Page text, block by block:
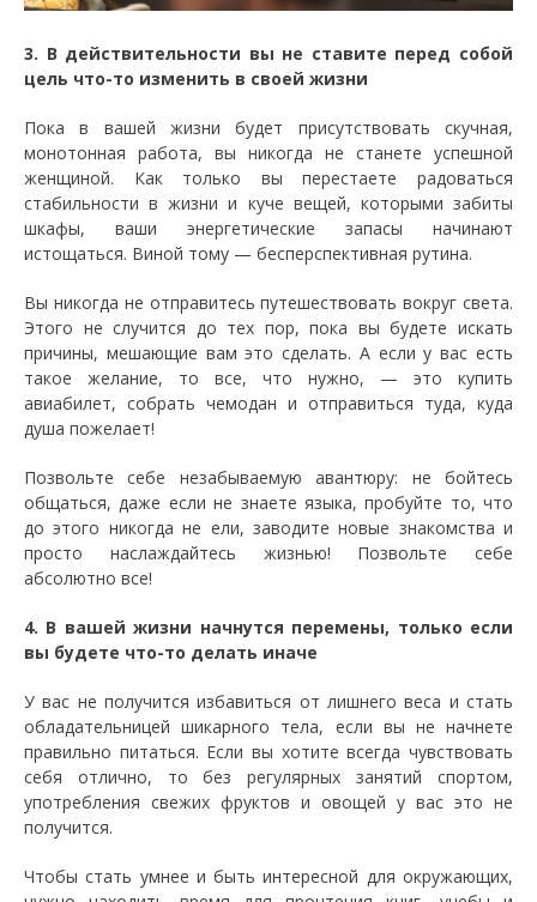
3. В действительности вы не ставите перед собой
цель что-то изменить в своей жизни
Пока в вашей жизни будет присутствовать скучная,
монотонная работа, вы никогда не станете успешной
женщиной. Как только вы перестаете радоваться
стабильности в жизни и куче вещей, которыми забиты
шкафы, ваши энергетические запасы начинают
истощаться. Виной тому — бесперспективная рутина.
Вы никогда не отправитесь путешествовать вокруг света.
Этого не случится до тех пор, пока вы будете искать
причины, мешающие вам это сделать. А если у вас есть
такое желание, то все, что нужно, — это купить
авиабилет, собрать чемодан и отправиться туда, куда
душа пожелает!
Позвольте себе незабываемую авантюру: не бойтесь
общаться, даже если не знаете языка, пробуйте то, что
до этого никогда не ели, заводите новые знакомства и
просто наслаждайтесь жизнью! Позвольте себе
абсолютно все!
4. В вашей жизни начнутся перемены, только если
вы будете что-то делать иначе
У вас не получится избавиться от лишнего веса и стать
обладательницей шикарного тела, если вы не начнете
правильно питаться. Если вы хотите всегда чувствовать
себя отлично, то без регулярных занятий спортом,
употребления свежих фруктов и овощей у вас это не
получится.
Чтобы стать умнее и быть интересной для окружающих,